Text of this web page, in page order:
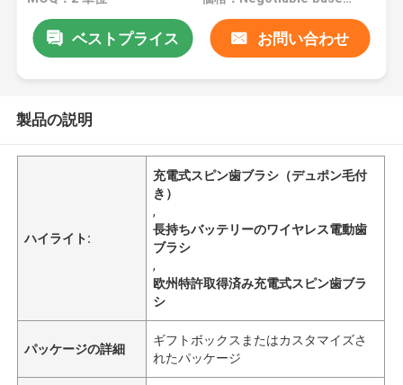
ベストプライス お問い合わせ
製品の説明
ハイライト:
充電式スピン歯ブラシ（デュポン毛付
き）
,
長持ちバッテリーのワイヤレス電動歯
ブラシ
,
欧州特許取得済み充電式スピン歯ブラ
シ
パッケージの詳細
ギフトボックスまたはカスタマイズさ
れたパッケージ